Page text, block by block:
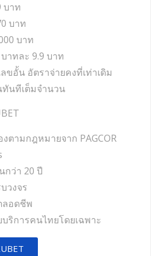
บาท
บาท
บาท
าทละ 9.9 บาท
ขอั้น อัตราจ่ายคงที่เท่าเดิม
ทันทีเต็มจำนวน
ามกฎหมายจาก PAGCOR
กว่า 20 ปี
วงจร
อดชีพ
ริการคนไทยโดยเฉพาะ